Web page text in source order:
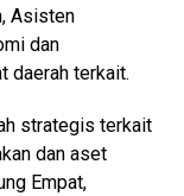
Asisten
dan
daerah terkait.
strategis terkait
dan aset
Empat,